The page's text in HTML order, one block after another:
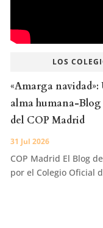
LOS
«Amarga
alma humana-
del COP Madrid
31 Jul 2026
COP Madrid El Blog
por el Colegio Oficial